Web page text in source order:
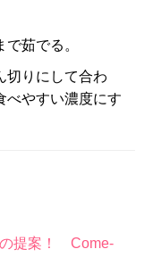
茹でる。
切りにして合わ
べやすい濃度にす
提案！ Come-